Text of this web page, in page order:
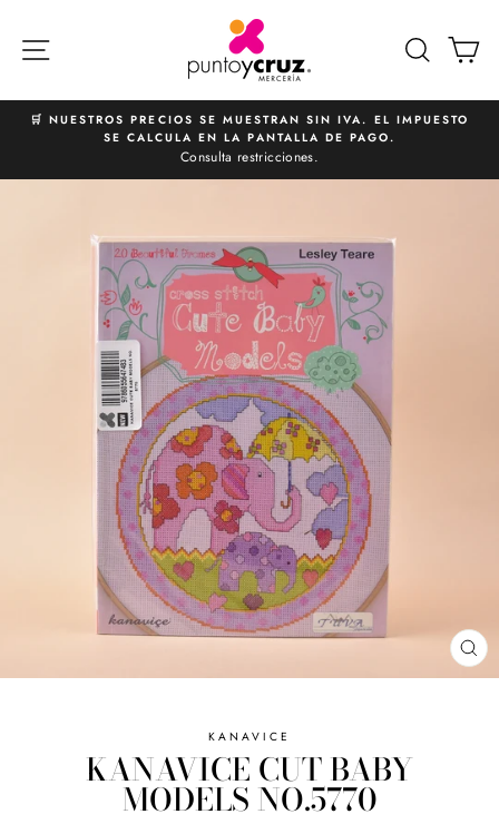
directamente
diapositivas
🛒 NUESTROS PRECIOS SE MUESTRAN SIN IVA. EL IMPUESTO
SE CALCULA EN LA PANTALLA DE PAGO.
Consulta restricciones.
KANAVICE
KANAVICE CUT BABY
MODELS NO.5770